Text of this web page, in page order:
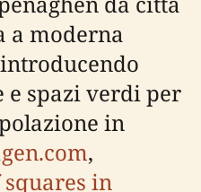
a moderna
spazi verdi per
in
,
in